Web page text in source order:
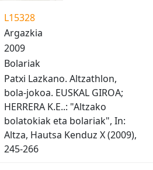
L15328
Argazkia
2009
Bolariak
Patxi Lazkano. Altzathlon,
bola-jokoa. EUSKAL GIROA;
HERRERA K.E..: "Altzako
bolatokiak eta bolariak", In:
Altza, Hautsa Kenduz X (2009),
245-266